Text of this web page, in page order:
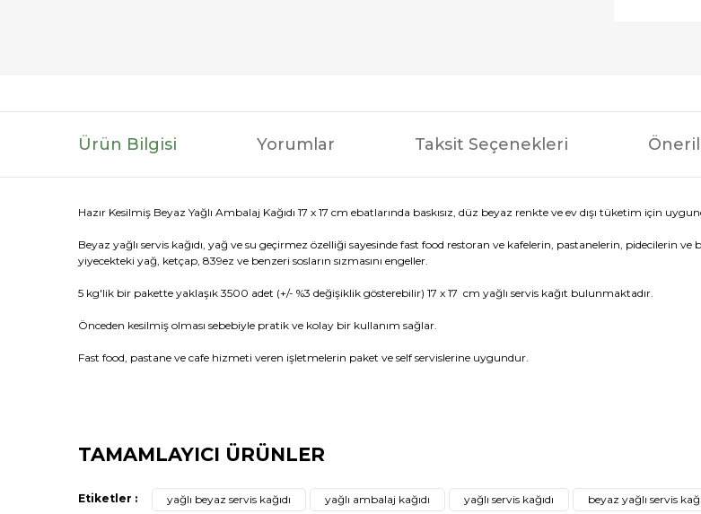
Ürün Bilgisi Yorumlar Taksit Seçenekleri
Hazır Kesilmiş Beyaz Yağlı Ambalaj Kağıdı 17 x 17 cm ebatlarında baskısız, düz beyaz renkte ve ev dışı tüketim için
Beyaz yağlı servis kağıdı, yağ ve su geçirmez özelliği sayesinde fast food restoran ve kafelerin, pastanelerin, pidecilerin
yiyecekteki yağ, ketçap, 839ez ve benzeri sosların sızmasını engeller.
5 kg'lik bir pakette yaklaşık 3500 adet (+/- %3 değişiklik gösterebilir) 17 x 17 cm yağlı servis kağıt bulunmaktadır.
Önceden kesilmiş olması sebebiyle pratik ve kolay bir kullanım sağlar.
Fast food, pastane ve cafe hizmeti veren işletmelerin paket ve self servislerine uygundur.
Bu ürünün fiyat bilgisi, resim, ürün açıklamalarında ve diğer konularda yetersiz gördüğünüz noktaları öneri
Görüş ve önerileriniz için teşekkür ederiz.
Ürün resmi kalitesiz, bozuk veya görüntülenemiyor.
TAMAMLAYICI ÜRÜNLER
Etiketler : yağlı beyaz servis kağıdı yağlı ambalaj kağıdı yağlı servis kağıdı beyaz yağlı servis